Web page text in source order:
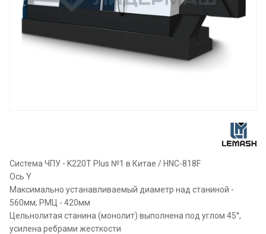
Система ЧПУ - K220T Plus №1 в Китае / HNC-818F
Ось Y
Максимально устанавливаемый диаметр над станиной -
560мм; РМЦ - 420мм
Цельнолитая станина (монолит) выполнена под углом 45°,
усилена ребрами жесткости